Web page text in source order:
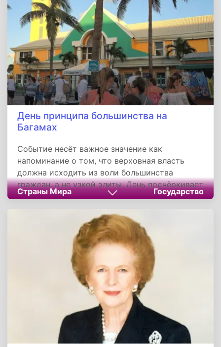
общество совместно с государством
выстраивает механизмы безопасности,
основанные на ответственности,
взаимопомощи и уважении к общему благу.
День принципа большинства на
Багамах
Событие несёт важное значение как
напоминание о том, что верховная власть
должна исходить из воли большинства
граждан, а не узкой элиты. День подчёркивает
ценность равноправия, честных выборов и
страны. Праздник отражает исторический
путь общества к социальной справедливости
и демократии, а его празднование объединяет
людей в осознании общих ценностей и памяти
о тех, кто внес свой вклад в эту борьбу за
свободу и равные права.
Страны Мира Государство